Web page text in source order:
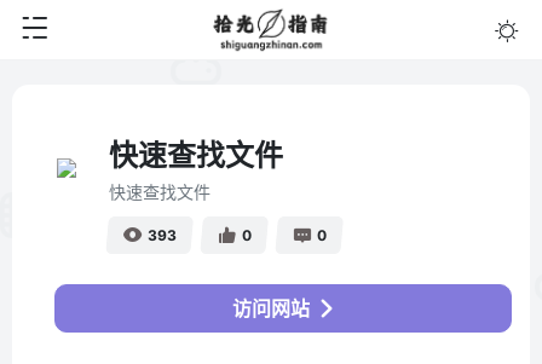
快速查找文件
快速查找文件
393 0 0
访问网站